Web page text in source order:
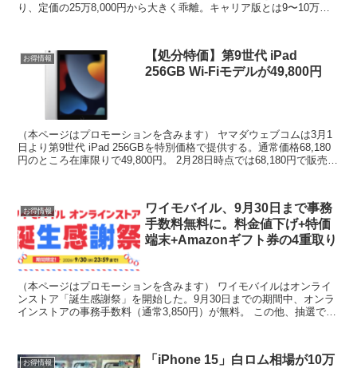
り、定価の25万8,000円から大きく乖離。キャリア版とは9〜10万円
お得情報
【処分特価】第9世代 iPad
256GB Wi-Fiモデルが49,800円
（本ページはプロモーションを含みます） ヤマダウェブコムは3月1
日より第9世代 iPad 256GBを特別価格で提供する。通常価格68,180
円のところ在庫限りで49,800円。 2月28日時点では68,180円で販売中
お得情報
ワイモバイル、9月30日まで事務
手数料無料に。料金値下げ+特価
端末+Amazonギフト券の4重取り
（本ページはプロモーションを含みます） ワイモバイルはオンライ
ンストア「誕生感謝祭」を開始した。9月30日までの期間中、オンラ
インストアの事務手数料（通常3,850円）が無料。 この他、抽選で
お得情報
「iPhone 15」白ロム相場が10万